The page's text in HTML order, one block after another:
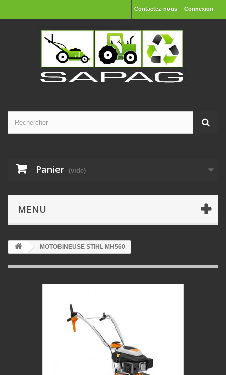
Connexion
Contactez-nous
Panier (vide)
MENU
MOTOBINEUSE STIHL MH560